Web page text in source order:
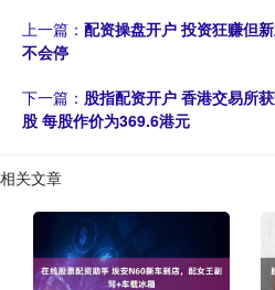
上一篇： 配资操盘开户 投资狂赚但
不会停
下一篇： 股指配资开户 香港交易所
股 每股作价为369.6港元
相关文章